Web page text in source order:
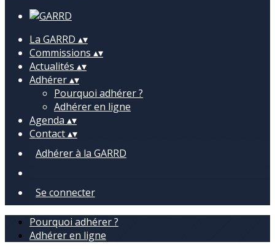
La GARRD ▴▾
Commissions ▴▾
Actualités ▴▾
Adhérer▴▾
Pourquoi adhérer ?
Adhérer en ligne
Agenda ▴▾
Contact▴▾
Adhérer à la GARRD
Se connecter
Pourquoi adhérer ?
Adhérer en ligne